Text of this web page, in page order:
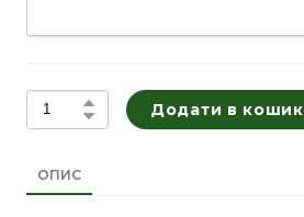
Додати в кошик
ОПИС